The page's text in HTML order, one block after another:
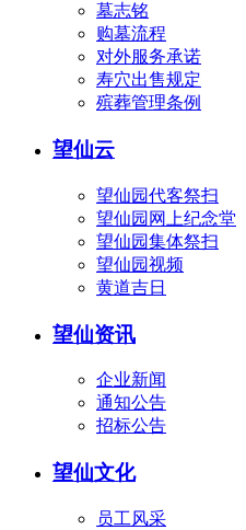
墓志铭
购墓流程
对外服务承诺
寿穴出售规定
殡葬管理条例
望仙云
望仙园代客祭扫
望仙园网上纪念堂
望仙园集体祭扫
望仙园视频
黄道吉日
望仙资讯
企业新闻
通知公告
招标公告
望仙文化
员工风采